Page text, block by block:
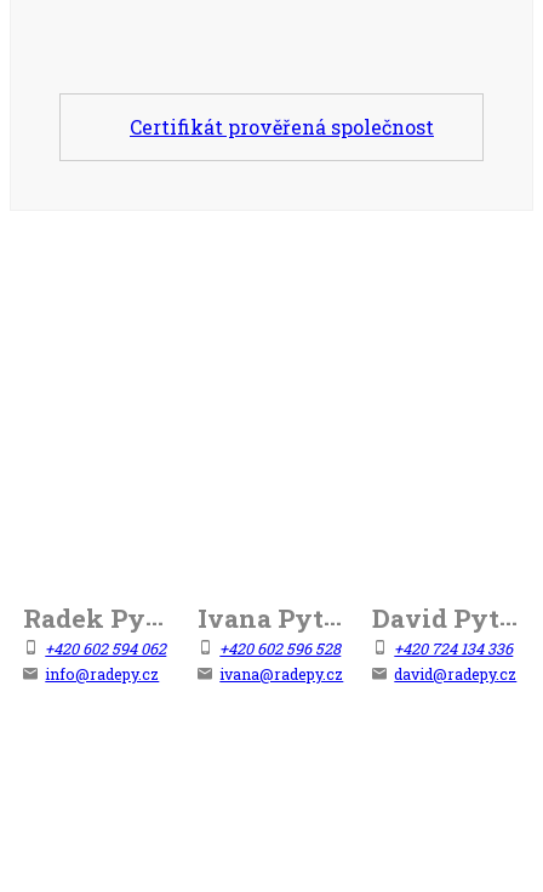
Certifikát prověřená společnost
Radek Pytlík
+420 602 594 062
info@radepy.cz
Ivana Pytlíková
+420 602 596 528
ivana@radepy.cz
David Pytlík
+420 724 134 336
david@radepy.cz